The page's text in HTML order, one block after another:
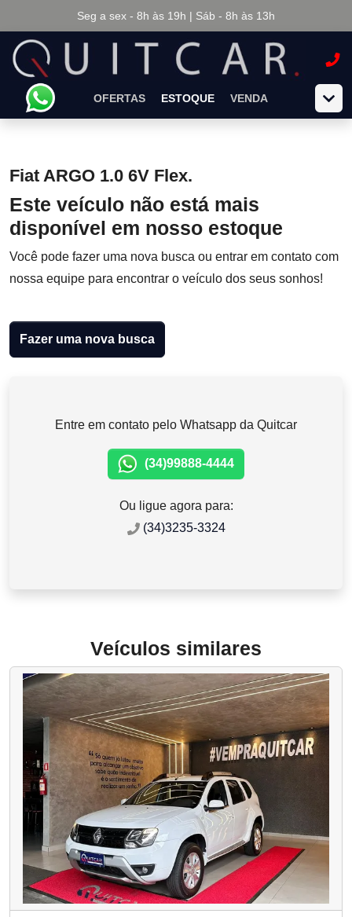
Seg a sex - 8h às 19h | Sáb - 8h às 13h
OFERTAS ESTOQUE VENDA
Fiat ARGO 1.0 6V Flex.
Este veículo não está mais
disponível em nosso estoque
Você pode fazer uma nova busca ou entrar em contato com
nossa equipe para encontrar o veículo dos seus sonhos!
Fazer uma nova busca
Entre em contato pelo Whatsapp da Quitcar
(34)99888-4444
Ou ligue agora para:
(34)3235-3324
Veículos similares